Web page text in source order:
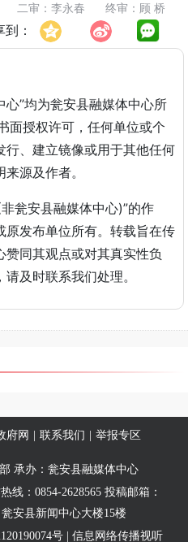
二审：李永春 终审：顾 桥
到：
心”均为瓮安县融媒体中心所
面授权许可，任何单位或个
行、建立镜像或用于其他任何
源及作者。
瓮安县融媒体中心)”的作
发布单位所有。转载旨在传
同其观点或对其真实性负
及时联系我们处理。
府网 | 联系我们 | 举报专区
承办：瓮安县融媒体中心
线：0854-2628565 投稿邮箱：
安县新闻中心大楼15楼
号 | 信息网络传播视听